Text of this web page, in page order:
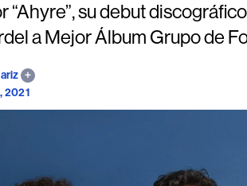
“Ahyre”, su debut
a Mejor Álbum Grupo de
2021